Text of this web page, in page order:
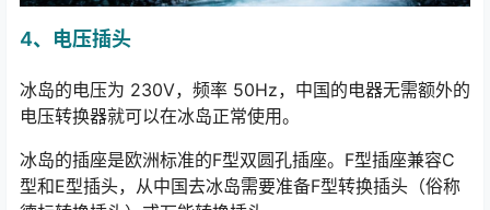
4、电压插头
冰岛的电压为 230V，频率 50Hz，中国的电器无需额外的
电压转换器就可以在冰岛正常使用。
冰岛的插座是欧洲标准的F型双圆孔插座。F型插座兼容C
型和E型插头，从中国去冰岛需要准备F型转换插头（俗称